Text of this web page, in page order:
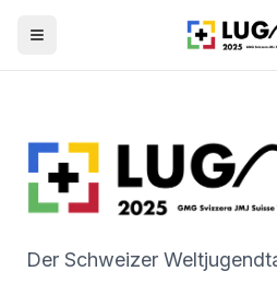
Open menu
Der Schweizer